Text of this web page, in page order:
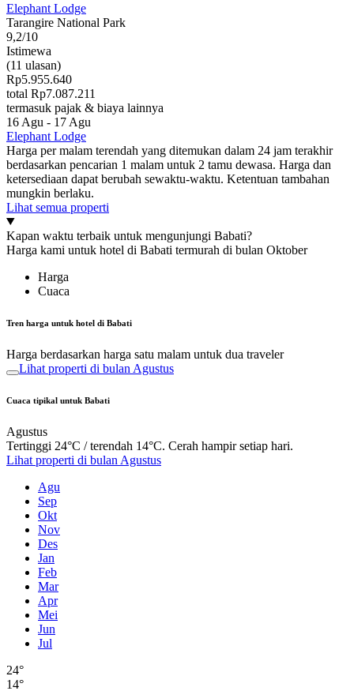
Elephant Lodge
Tarangire National Park
9,2/10
Istimewa
(11 ulasan)
Rp5.955.640
total Rp7.087.211
termasuk pajak & biaya lainnya
16 Agu - 17 Agu
Elephant Lodge
Harga per malam terendah yang ditemukan dalam 24 jam terakhir
berdasarkan pencarian 1 malam untuk 2 tamu dewasa. Harga dan
ketersediaan dapat berubah sewaktu-waktu. Ketentuan tambahan
mungkin berlaku.
Lihat semua properti
Kapan waktu terbaik untuk mengunjungi Babati?
Harga kami untuk hotel di Babati termurah di bulan Oktober
Harga
Cuaca
Tren harga untuk hotel di Babati
Harga berdasarkan harga satu malam untuk dua traveler
Lihat properti di bulan Agustus
Cuaca tipikal untuk Babati
Agustus
Tertinggi 24°C / terendah 14°C. Cerah hampir setiap hari.
Lihat properti di bulan Agustus
Agu
Sep
Okt
Nov
Des
Jan
Feb
Mar
Apr
Mei
Jun
Jul
24°
14°